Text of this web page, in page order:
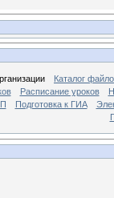
Каталог
Расписание уроков
Подготовка к ГИА